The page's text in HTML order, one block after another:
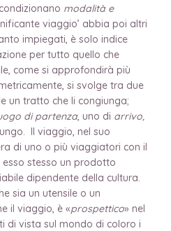
modalità e
viaggio’ abbia poi altri
impiegati, è solo indice
per tutto quello che
come si approfondirà più
si svolge tra due
un tratto che li congiunga;
di partenza, uno di arrivo,
Il viaggio, nel suo
di uno o più viaggiatori con il
esso stesso un prodotto
dipendente della cultura.
sia un utensile o un
il viaggio, è «prospettico» nel
di vista sul mondo di coloro i